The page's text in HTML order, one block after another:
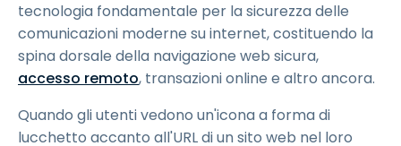
tecnologia fondamentale per la sicurezza delle
comunicazioni moderne su internet, costituendo la
spina dorsale della navigazione web sicura,
accesso remoto, transazioni online e altro ancora.
Quando gli utenti vedono un'icona a forma di
lucchetto accanto all'URL di un sito web nel loro